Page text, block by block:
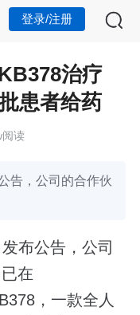
登录/注册
治疗
患者给药
读
告，公司的合作伙
布公告，公司
在
，一款全人